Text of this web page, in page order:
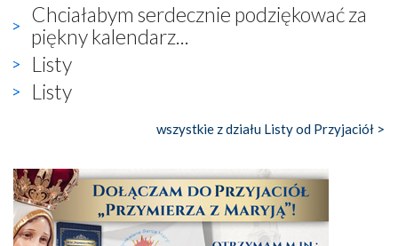
Chciałabym serdecznie podziękować za
piękny kalendarz...
Listy
Listy
wszystkie z działu Listy od Przyjaciół >